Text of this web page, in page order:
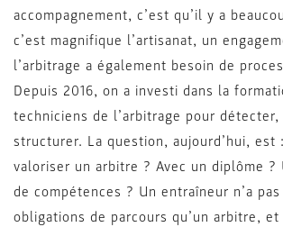
accompagnement, c’est qu’il y a
c’est magnifique l’artisanat, un
l’arbitrage a également besoin de
Depuis 2016, on a investi dans la
techniciens de l’arbitrage pour détecter,
structurer. La question, aujourd’hui, est
valoriser un arbitre ? Avec un diplôme ?
de compétences ? Un entraîneur n’a
obligations de parcours qu’un arbitre,